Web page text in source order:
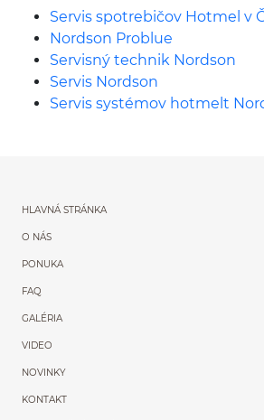
Servis spotrebičov Hotmel v
Nordson Problue
Servisný technik Nordson
Servis Nordson
Servis systémov hotmelt
Menu główne
HLAVNÁ STRÁNKA
O NÁS
PONUKA
FAQ
GALÉRIA
VIDEO
NOVINKY
KONTAKT